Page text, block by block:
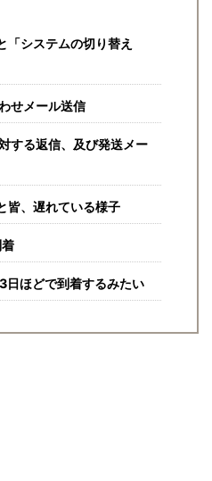
「システムの切り替え
せメール送信
する返信、及び発送メー
、遅れている様子
ほどで到着するみたい